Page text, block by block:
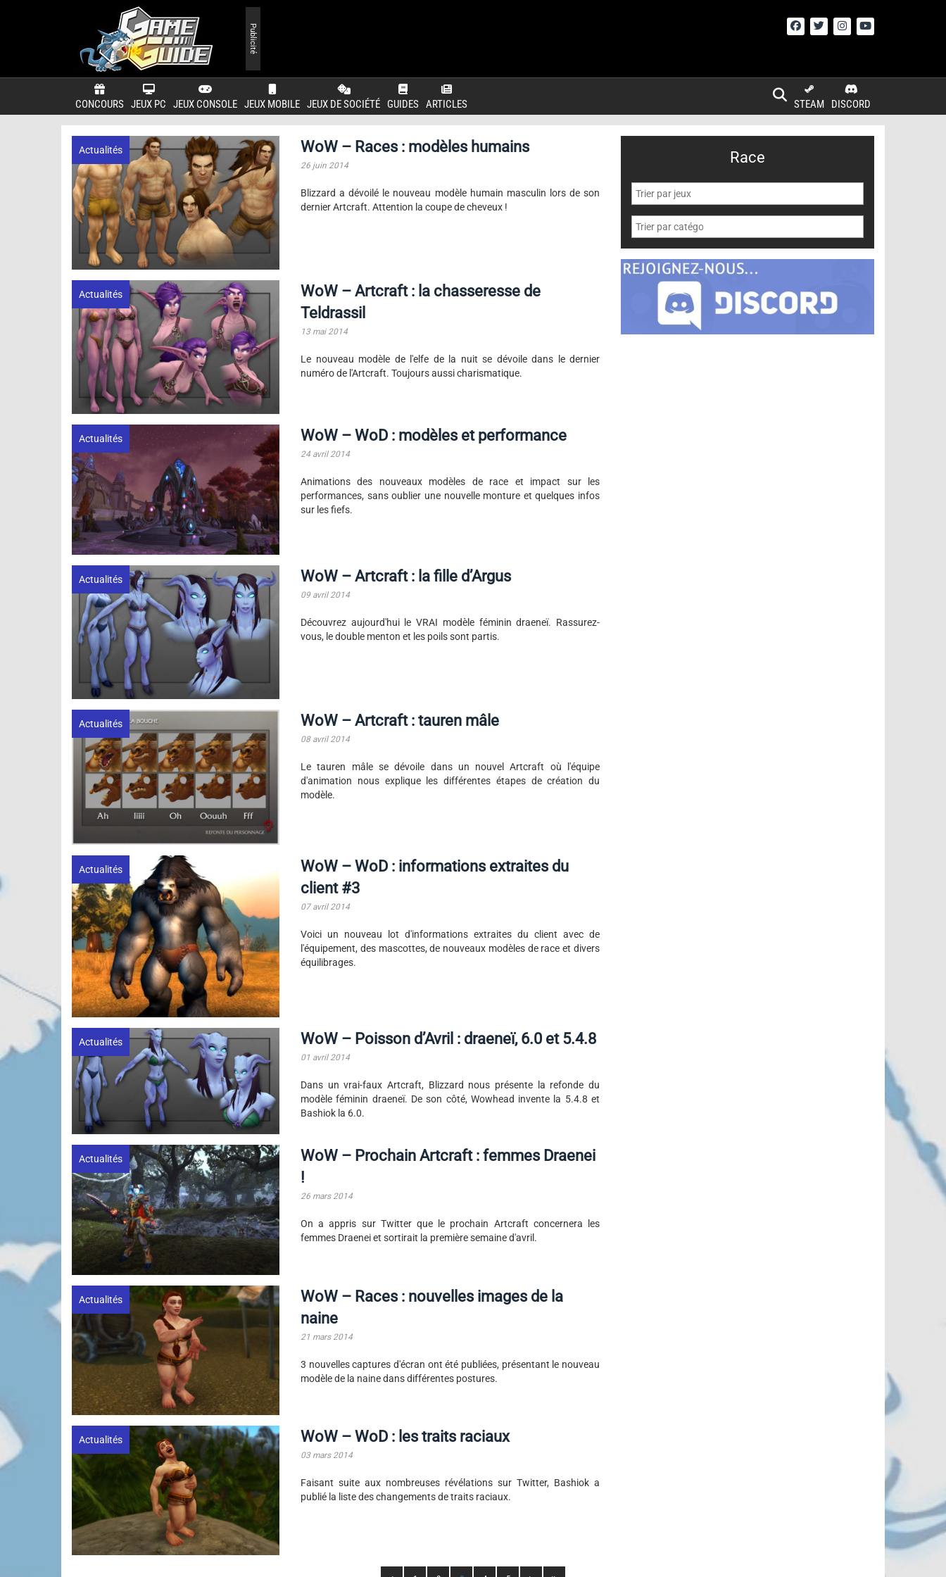
CONCOURS JEUX PC JEUX CONSOLE JEUX MOBILE JEUX DE SOCIÉTÉ GUIDES ARTICLES DISCORD
STEAM
Publicité
Actualités WoW – Races : modèles humains
26 juin 2014
Blizzard a dévoilé le nouveau modèle humain masculin lors de son
dernier Artcraft. Attention la coupe de cheveux !
Actualités
WoW – Artcraft : la chasseresse de
Teldrassil
13 mai 2014
Le nouveau modèle de l'elfe de la nuit se dévoile dans le dernier
numéro de l'Artcraft. Toujours aussi charismatique.
Actualités WoW – WoD : modèles et performance
24 avril 2014
Animations des nouveaux modèles de race et impact sur les
performances, sans oublier une nouvelle monture et quelques infos
sur les fiefs.
Actualités WoW – Artcraft : la fille d’Argus
09 avril 2014
Découvrez aujourd'hui le VRAI modèle féminin draeneï. Rassurez-
vous, le double menton et les poils sont partis.
Actualités WoW – Artcraft : tauren mâle
08 avril 2014
Le tauren mâle se dévoile dans un nouvel Artcraft où l'équipe
d'animation nous explique les différentes étapes de création du
modèle.
Actualités
WoW – WoD : informations extraites du
client #3
07 avril 2014
Voici un nouveau lot d'informations extraites du client avec de
l'équipement, des mascottes, de nouveaux modèles de race et divers
équilibrages.
Actualités WoW – Poisson d’Avril : draeneï, 6.0 et 5.4.8
01 avril 2014
Dans un vrai-faux Artcraft, Blizzard nous présente la refonde du
modèle féminin draeneï. De son côté, Wowhead invente la 5.4.8 et
Bashiok la 6.0.
Actualités
WoW – Prochain Artcraft : femmes Draenei
!
26 mars 2014
On a appris sur Twitter que le prochain Artcraft concernera les
femmes Draenei et sortirait la première semaine d'avril.
Actualités
WoW – Races : nouvelles images de la
naine
21 mars 2014
3 nouvelles captures d'écran ont été publiées, présentant le nouveau
modèle de la naine dans différentes postures.
Actualités WoW – WoD : les traits raciaux
03 mars 2014
Faisant suite aux nombreuses révélations sur Twitter, Bashiok a
publié la liste des changements de traits raciaux.
Race